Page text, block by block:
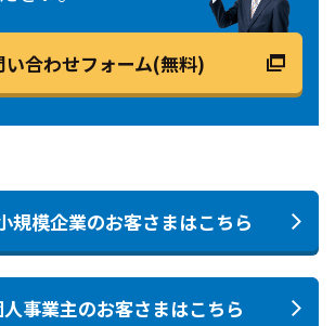
い合わせフォーム(無料)
規模企業のお客さまはこちら
事業主のお客さまはこちら